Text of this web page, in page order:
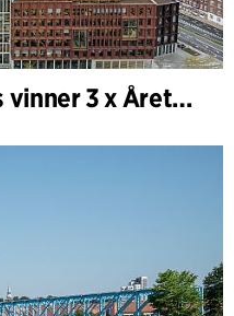
C.F. Møller Architects vinner 3 x Årets Byggnad 2025